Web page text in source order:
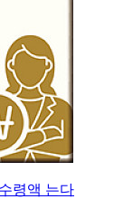
령액 는다